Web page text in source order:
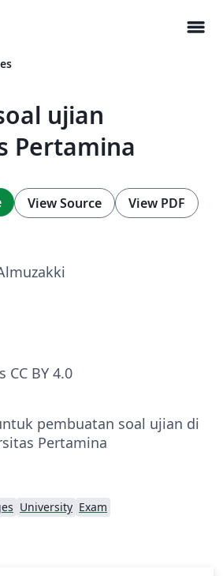
menu
ujian
Pertamina
View Source View PDF
CC BY 4.0
pembuatan soal ujian di
Pertamina
University Exam